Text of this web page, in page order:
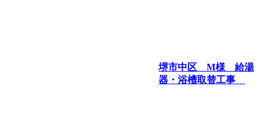
堺市中区 M様 給湯
器・浴槽取替工事